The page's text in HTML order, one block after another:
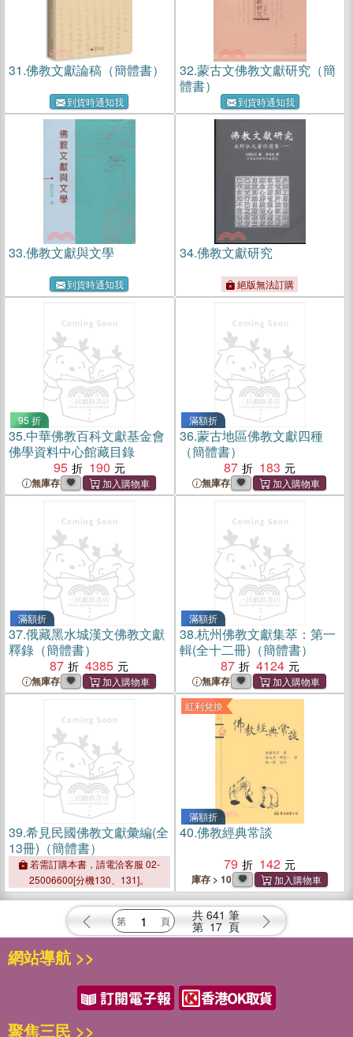
31.佛教文獻論稿（簡體書）
到貨時通知我
32.蒙古文佛教文獻研究（簡
體書）
到貨時通知我
33.佛教文獻與文學
到貨時通知我
34.佛教文獻研究
絕版無法訂購
95 折
35.中華佛教百科文獻基金會
佛學資料中心館藏目錄
95
190
無庫存
滿額折
36.蒙古地區佛教文獻四種
（簡體書）
87
183
無庫存
滿額折
37.俄藏黑水城漢文佛教文獻
釋錄（簡體書）
87
4385
無庫存
滿額折
38.杭州佛教文獻集萃：第一
輯(全十二冊)（簡體書）
87
4124
無庫存
39.希見民國佛教文獻彙編(全
13冊)（簡體書）
若需訂購本書，請電洽客服 02-
25006600[分機130、131]。
紅利兌換
滿額折
40.佛教經典常談
79
142
庫存 > 10
共 641 筆
第 17 頁
網站導航 >>
聚焦三民 >>